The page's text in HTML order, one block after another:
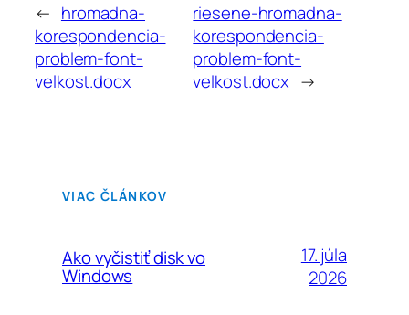
← hromadna-
korespondencia-
problem-font-
velkost.docx
riesene-hromadna-
korespondencia-
problem-font-
velkost.docx →
VIAC ČLÁNKOV
Ako vyčistiť disk vo
Windows
17. júla
2026